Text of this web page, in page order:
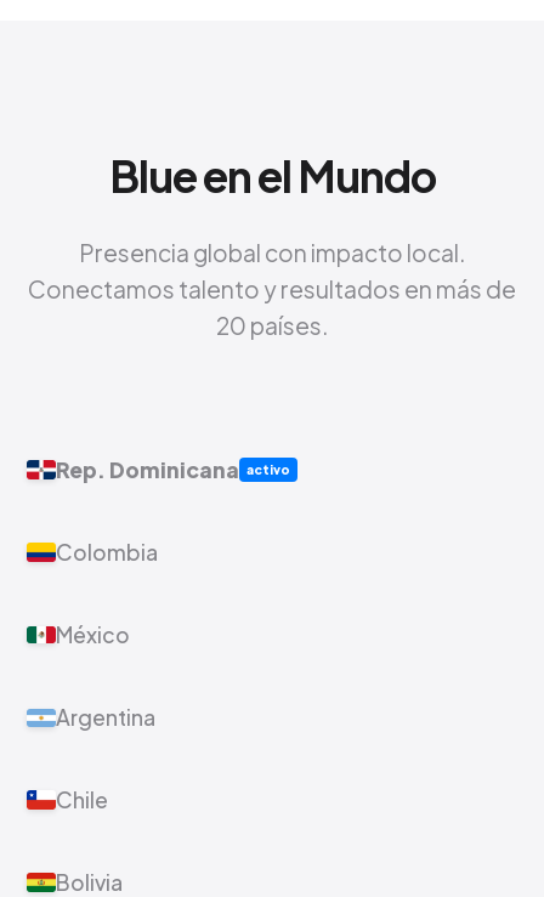
Blue en el Mundo
Presencia global con impacto local.
Conectamos talento y resultados en más de
20 países.
Rep. Dominicana activo
Colombia
México
Argentina
Chile
Bolivia